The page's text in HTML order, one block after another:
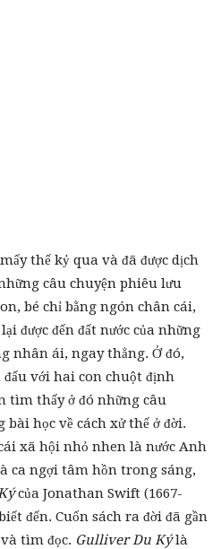
thế kỷ qua và đã được dịch
câu chuyện phiêu lưu
bé chỉ bằng ngón chân cái,
được đến đất nước của những
nhân ái, ngay thẳng. Ở đó,
với hai con chuột định
tìm thấy ở đó những câu
học về cách xử thế ở đời.
xã hội nhỏ nhen là nước Anh
ca ngợi tâm hồn trong sáng,
của Jonathan Swift (1667-
đến. Cuốn sách ra đời đã gần
tìm đọc. Gulliver Du Kýlà